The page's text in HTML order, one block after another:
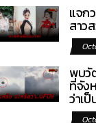
แจก
สาว
พบวั
ที่จัง
ว่าเ